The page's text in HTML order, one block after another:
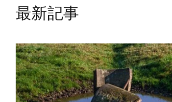
最新記事